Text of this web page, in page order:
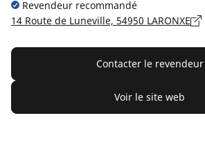
Revendeur recommandé
14 Route de Luneville, 54950 LARONXE
Contacter le revendeur
Voir le site web